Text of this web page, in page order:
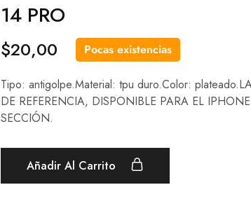
14 PRO
$20,00 Pocas existencias
Tipo: antigolpe.Material: tpu duro.Color:
DE REFERENCIA, DISPONIBLE PARA EL
SECCIÓN.
Añadir Al Carrito